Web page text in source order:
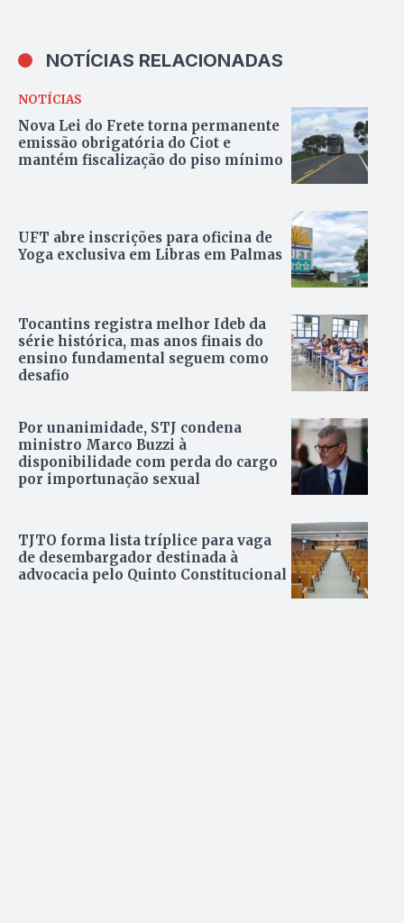
NOTÍCIAS RELACIONADAS
NOTÍCIAS
Nova Lei do Frete torna permanente
emissão obrigatória do Ciot e
mantém fiscalização do piso mínimo
UFT abre inscrições para oficina de
Yoga exclusiva em Libras em Palmas
Tocantins registra melhor Ideb da
série histórica, mas anos finais do
ensino fundamental seguem como
desafio
Por unanimidade, STJ condena
ministro Marco Buzzi à
disponibilidade com perda do cargo
por importunação sexual
TJTO forma lista tríplice para vaga
de desembargador destinada à
advocacia pelo Quinto Constitucional